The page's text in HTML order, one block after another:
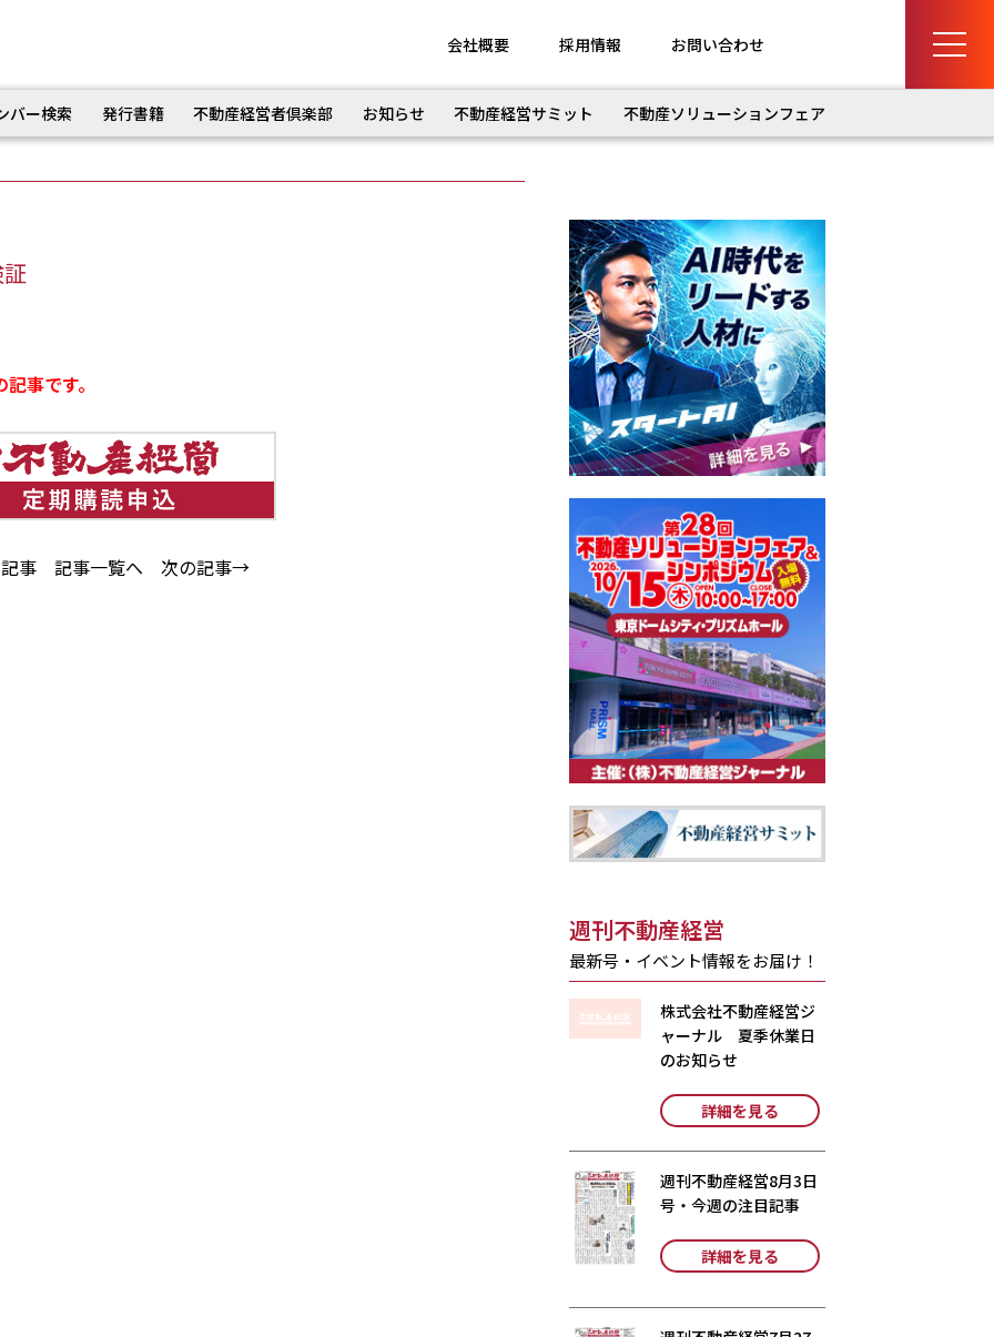
会社概要 採用情報 お問い合わせ
バー検索 発行書籍 不動産経営者倶楽部 お知らせ 不動産経営サミット 不動産ソリューションフェア
事です。
事 記事一覧へ 次の記事→
週刊不動産経営
最新号・イベント情報をお届け！
株式会社不動産経営ジ
ャーナル 夏季休業日
のお知らせ
詳細を見る
週刊不動産経営8月3日
号・今週の注目記事
詳細を見る